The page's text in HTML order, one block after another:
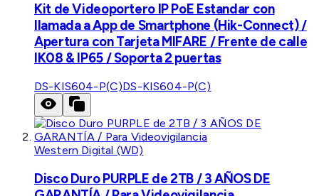
Kit de Videoportero IP PoE Estandar con
llamada a App de Smartphone (Hik-Connect) /
Apertura con Tarjeta MIFARE / Frente de calle
IK08 & IP65 / Soporta 2 puertas
DS-KIS604-P(C)DS-KIS604-P(C)
Western Digital (WD)
Disco Duro PURPLE de 2TB / 3 AÑOS DE